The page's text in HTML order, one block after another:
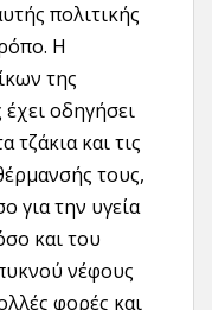
πολιτικής
Η
της
οδηγήσει
τζάκια και τις
τους,
για την υγεία
και του
νέφους
φορές και